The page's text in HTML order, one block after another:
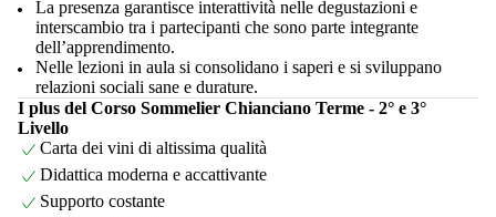
La presenza garantisce interattività nelle degustazioni e
interscambio tra i partecipanti che sono parte integrante
dell’apprendimento.
Nelle lezioni in aula si consolidano i saperi e si sviluppano
relazioni sociali sane e durature.
I plus del Corso Sommelier Chianciano Terme - 2° e 3°
Livello
Carta dei vini di altissima qualità
Didattica moderna e accattivante
Supporto costante